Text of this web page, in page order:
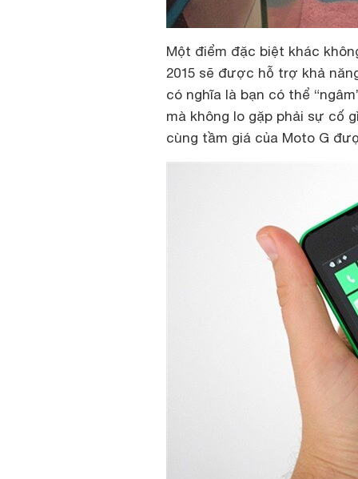
Một điểm đặc biệt khác
2015 sẽ được hỗ trợ khả
có nghĩa là bạn có thể
mà không lo gặp phải sự cố
cùng tầm giá của Moto G